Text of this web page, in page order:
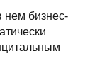
нем бизнес-